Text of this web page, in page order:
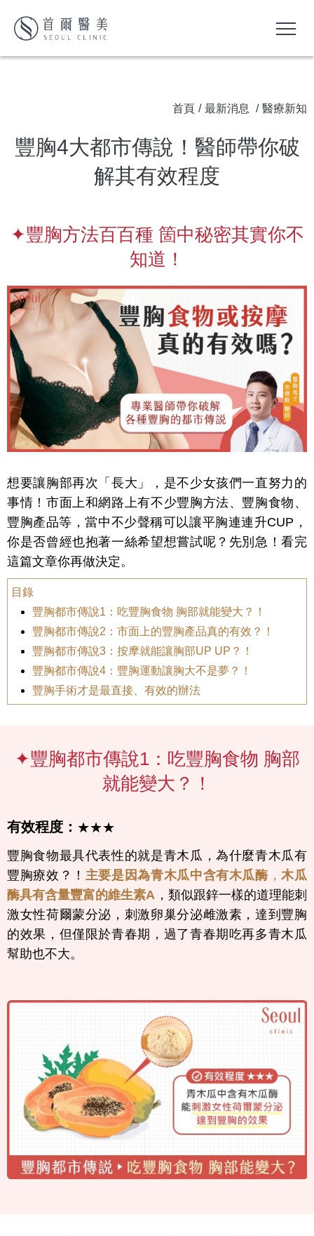
豐胸4大都市傳說！醫師帶你破
解其有效程度
首頁 / 最新消息 / 醫療新知
✦豐胸方法百百種 箇中秘密其實你不
知道！
想要讓胸部再次「長大」，是不少女孩們一直努力的
事情！市面上和網路上有不少豐胸方法、豐胸食物、
豐胸產品等，當中不少聲稱可以讓平胸連連升CUP，
你是否曾經也抱著一絲希望想嘗試呢？先別急！看完
這篇文章你再做決定。
目錄
豐胸都市傳說1：吃豐胸食物 胸部就能變大？！
豐胸都市傳說2：市面上的豐胸產品真的有效？！
豐胸都市傳說3：按摩就能讓胸部UP UP？！
豐胸都市傳說4：豐胸運動讓胸大不是夢？！
豐胸手術才是最直接、有效的辦法
✦豐胸都市傳說1：吃豐胸食物 胸部
就能變大？！
有效程度： ★★★
豐胸食物最具代表性的就是青木瓜，為什麼青木瓜有
豐胸療效？！ 主要是因為青木瓜中含有木瓜酶，木瓜
酶具有含量豐富的維生素A ，類似跟鋅一樣的道理能刺
激女性荷爾蒙分泌，刺激卵巢分泌雌激素，達到豐胸
的效果，但僅限於青春期，過了青春期吃再多青木瓜
幫助也不大。